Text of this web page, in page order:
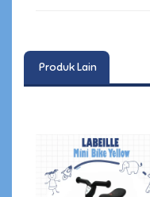
Produk Lain